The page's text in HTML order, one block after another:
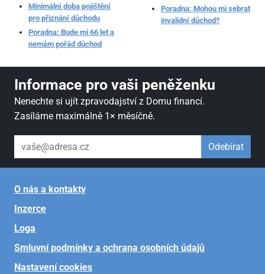
Minimální doba pojištění
pro přiznání důchodu
Poradna: Bude mi 66 let a
nemám pořád důchod
Poradna: Mohou mi sebrat
invalidní důchod?
Informace pro vaši peněženku
Nenechte si ujít zpravodajství z Domu financí.
Zasíláme maximálně 1× měsíčně.
váš email Odebírat
O nás a kontakty
Inzerce
Loga
Smluvní podmínky a ochrana osobních údajů
Nastavení cookies